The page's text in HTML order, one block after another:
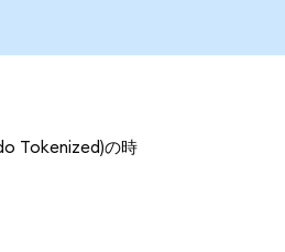
Tokenized)の時